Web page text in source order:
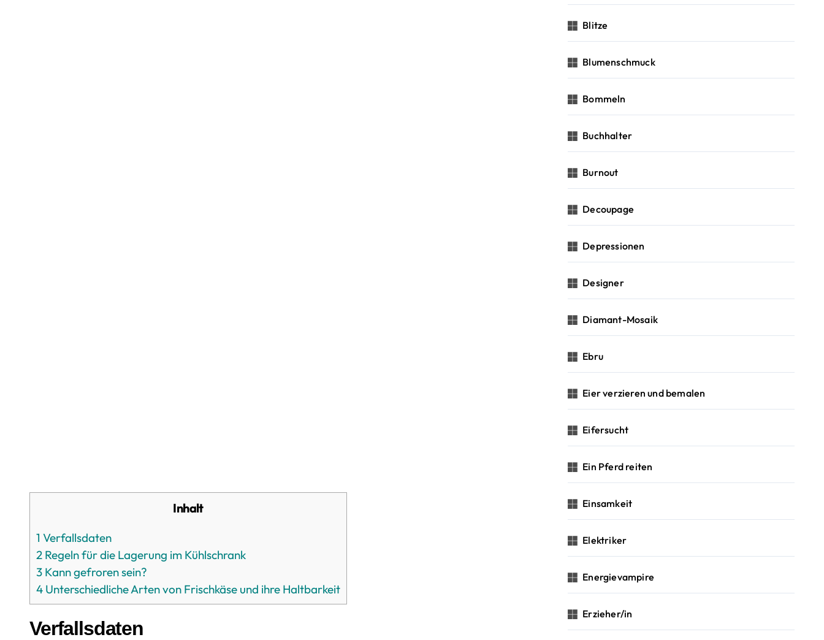
Inhalt
1 Verfallsdaten
2 Regeln für die Lagerung im Kühlschrank
3 Kann gefroren sein?
4 Unterschiedliche Arten von Frischkäse und ihre Haltbarkeit
Verfallsdaten
Blitze
Blumenschmuck
Bommeln
Buchhalter
Burnout
Decoupage
Depressionen
Designer
Diamant-Mosaik
Ebru
Eier verzieren und bemalen
Eifersucht
Ein Pferd reiten
Einsamkeit
Elektriker
Energievampire
Erzieher/in